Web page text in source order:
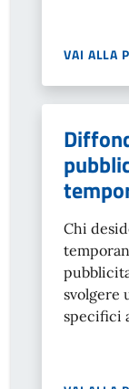
VAI ALLA
Chi
svolgere
specifici